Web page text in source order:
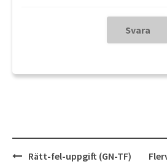
PostRätt-fel-uppgift (GN-TF)